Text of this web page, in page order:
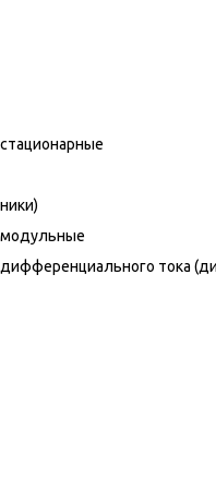
тока